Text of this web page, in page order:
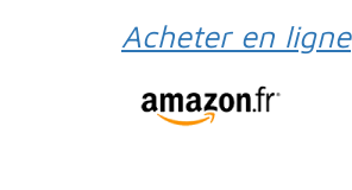
Acheter en ligne